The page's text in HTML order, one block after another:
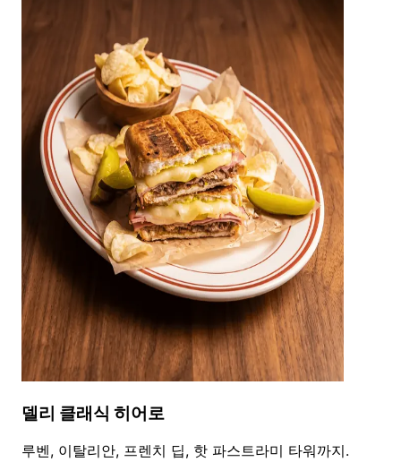
델리 클래식 히어로
루벤, 이탈리안, 프렌치 딥, 핫 파스트라미 타워까지.